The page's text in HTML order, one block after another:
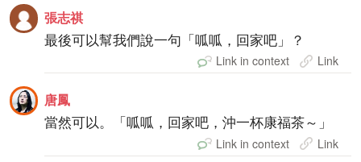
張志祺
最後可以幫我們說一句「呱呱，回家吧」？
Link in context Link
唐鳳
當然可以。「呱呱，回家吧，沖一杯康福茶～」
Link in context Link